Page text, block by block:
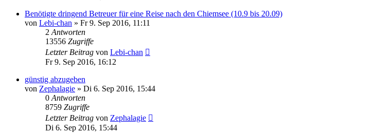
Benötigte dringend Betreuer für eine Reise nach den Chiemsee (10.9 bis 20.09)
von Lebi-chan » Fr 9. Sep 2016, 11:11
2 Antworten
13556 Zugriffe
Letzter Beitrag von Lebi-chan
Fr 9. Sep 2016, 16:12
günstig abzugeben
von Zephalagie » Di 6. Sep 2016, 15:44
0 Antworten
8759 Zugriffe
Letzter Beitrag von Zephalagie
Di 6. Sep 2016, 15:44